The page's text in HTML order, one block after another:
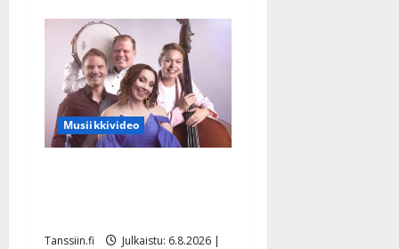
Musiikkivideo
Tanssiin.fi
Julkaistu: 6.8.2026 |